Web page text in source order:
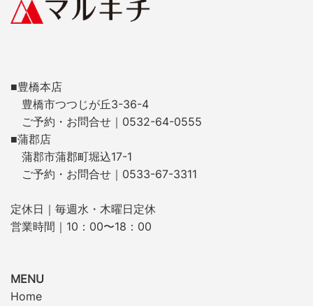
■豊橋本店
豊橋市つつじが丘3-36-4
ご予約・お問合せ｜0532-64-0555
■蒲郡店
蒲郡市蒲郡町堀込17-1
ご予約・お問合せ｜0533-67-3311
定休日｜毎週水・木曜日定休
営業時間｜10：00〜18：00
MENU
Home